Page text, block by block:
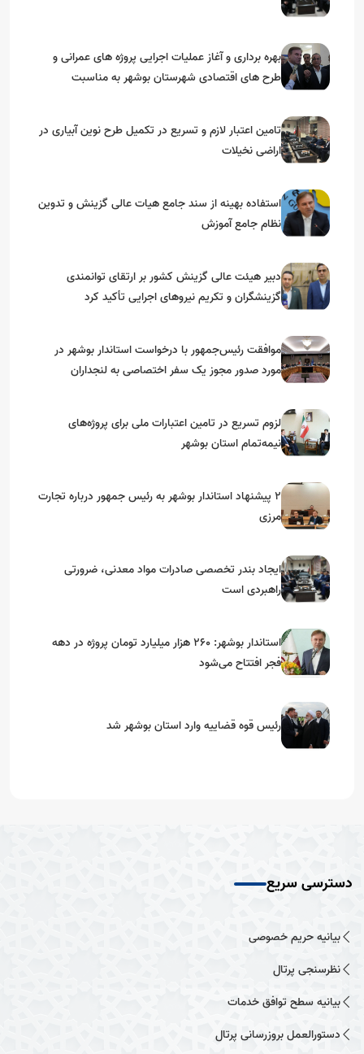
بهره برداری و آغاز عملیات اجرایی پروژه های عمرانی و
طرح های اقتصادی شهرستان بوشهر به مناسبت
تامین اعتبار لازم و تسریع در تکمیل طرح نوین آبیاری در
اراضی نخیلات
استفاده بهینه از سند جامع هیات عالی گزینش و‌ تدوین
نظام جامع آموزش
دبیر هیئت عالی گزینش کشور بر ارتقای توانمندی
گزینشگران و تکریم نیروهای اجرایی تأکید کرد
موافقت رئیس‌جمهور با درخواست استاندار بوشهر در
مورد صدور مجوز یک سفر اختصاصی به لنجداران
لزوم تسریع در تامین اعتبارات ملی برای پروژه‌های
نیمه‌تمام استان بوشهر
۲ پیشنهاد استاندار بوشهر به رئیس جمهور درباره تجارت
مرزی
ایجاد بندر تخصصی صادرات مواد معدنی، ضرورتی
راهبردی است
استاندار بوشهر: ۲۶۰ هزار میلیارد تومان پروژه در دهه
فجر افتتاح می‌شود
رئیس قوه قضاییه وارد استان بوشهر شد
دسترسی سریع
بیانیه حریم خصوصی
نظرسنجی پرتال
بیانیه سطح توافق خدمات
دستورالعمل بروزرسانی پرتال